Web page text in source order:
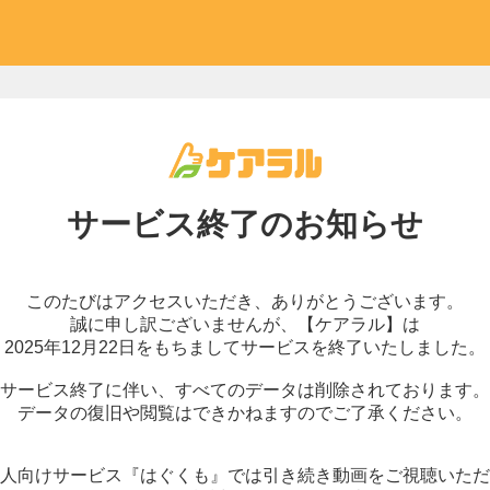
サービス終了のお知らせ
このたびはアクセスいただき、 ありがとうございます。
誠に申し訳ございませんが、
【ケアラル】は
2025年12月22日をもちましてサービスを終了いたしました。
サービス終了に伴い、 すべてのデータは削除されております。
データの復旧や閲覧はできかねますのでご了承ください。
向けサービス『はぐくも』では引き続き動画をご視聴いた